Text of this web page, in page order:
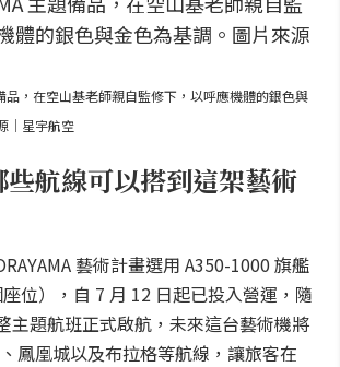
品，在空山基老師親自監修下，以呼應機體的銀色與
｜星宇航空
航線可以搭到這架藝術
藝術計畫選用 A350-1000 旗艦
位），自 7 月 12 日起已投入營運，隨
主題航班正式啟航，未來這台藝術機將
鳳凰城以及布拉格等航線，讓旅客在